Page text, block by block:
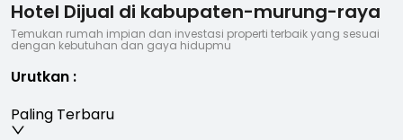
Hotel Dijual di kabupaten-murung-raya
Temukan rumah impian dan investasi properti terbaik yang sesuai
dengan kebutuhan dan gaya hidupmu
Urutkan :
Paling Terbaru